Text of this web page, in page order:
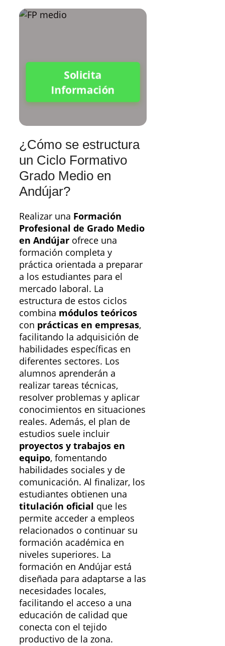
Solicita
Información
¿Cómo se estructura
un Ciclo Formativo
Grado Medio en
Andújar?
Realizar una Formación
Profesional de Grado Medio
en Andújar ofrece una
formación completa y
práctica orientada a preparar
a los estudiantes para el
mercado laboral. La
estructura de estos ciclos
combina módulos teóricos
con prácticas en empresas,
facilitando la adquisición de
habilidades específicas en
diferentes sectores. Los
alumnos aprenderán a
realizar tareas técnicas,
resolver problemas y aplicar
conocimientos en situaciones
reales. Además, el plan de
estudios suele incluir
proyectos y trabajos en
equipo, fomentando
habilidades sociales y de
comunicación. Al finalizar, los
estudiantes obtienen una
titulación oficial que les
permite acceder a empleos
relacionados o continuar su
formación académica en
niveles superiores. La
formación en Andújar está
diseñada para adaptarse a las
necesidades locales,
facilitando el acceso a una
educación de calidad que
conecta con el tejido
productivo de la zona.